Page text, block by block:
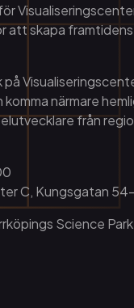
att skapa
närmare
från
C, Kungsgatan
Science